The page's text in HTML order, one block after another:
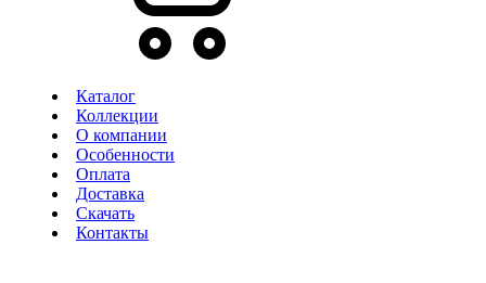
Каталог
Коллекции
О компании
Особенности
Оплата
Доставка
Скачать
Контакты